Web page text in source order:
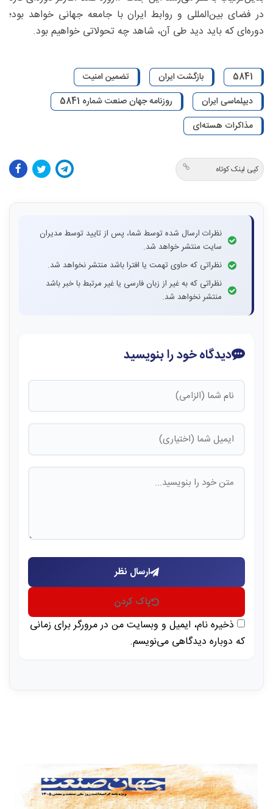
در فضای بین‌المللی و روابط ایران با جامعه جهانی خواهد بود؛
دوره‌ای که باید دید طی آن، شاهد چه تحولاتی خواهیم بود.
5841 بازگشت ایران
تضمین امنیت
دیپلماسی ایران
روزنامه جهان صنعت شماره 5841
مذاکرات هسته‌ای
کپی لینک کوتاه
نظرات ارسال شده توسط شما، پس از تایید توسط مدیران
سایت منتشر خواهد شد.
نظراتی که حاوی تهمت یا افترا باشد منتشر نخواهد شد.
نظراتی که به غیر از زبان فارسی یا غیر مرتبط با خبر باشد
منتشر نخواهد شد.
دیدگاه خود را بنویسید
ارسال نظر
پاک کردن
ذخیره نام، ایمیل و وبسایت من در مرورگر برای زمانی
که دوباره دیدگاهی می‌نویسم.